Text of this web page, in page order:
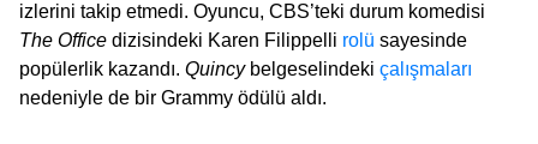
izlerini takip etmedi. Oyuncu, CBS’teki durum komedisi
The Office dizisindeki Karen Filippelli rolü sayesinde
popülerlik kazandı. Quincybelgeselindeki çalışmaları
nedeniyle de bir Grammy ödülü aldı.